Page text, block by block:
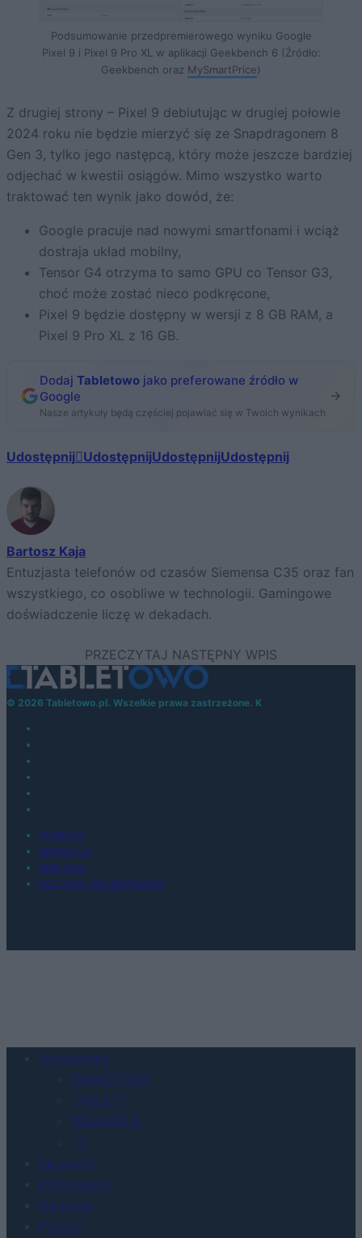
Podsumowanie przedpremierowego wyniku Google
Pixel 9 i Pixel 9 Pro XL w aplikacji Geekbench 6 (Źródło:
Geekbench oraz MySmartPrice)
Z drugiej strony – Pixel 9 debiutując w drugiej połowie
2024 roku nie będzie mierzyć się ze Snapdragonem 8
Gen 3, tylko jego następcą, który może jeszcze bardziej
odjechać w kwestii osiągów. Mimo wszystko warto
traktować ten wynik jako dowód, że:
Google pracuje nad nowymi smartfonami i wciąż
dostraja układ mobilny,
Tensor G4 otrzyma to samo GPU co Tensor G3,
choć może zostać nieco podkręcone,
Pixel 9 będzie dostępny w wersji z 8 GB RAM, a
Pixel 9 Pro XL z 16 GB.
Dodaj Tabletowo jako preferowane źródło w
Google
Nasze artykuły będą częściej pojawiać się w Twoich wynikach
Udostępnij UdostępnijUdostępnijUdostępnij
Bartosz Kaja
Entuzjasta telefonów od czasów Siemensa C35 oraz fan
wszystkiego, co osobliwe w technologii. Gamingowe
doświadczenie liczę w dekadach.
© 2026 Tabletowo.pl. Wszelkie prawa zastrzeżone. K
KONTAKT
REDAKCJA
REKLAMA
POLITYKA PRYWATNOŚCI
Urządzenia
SMARTFONY
TABLETY
WEARABLE
TV
Recenzje
Porównania
Co kupić
Porady